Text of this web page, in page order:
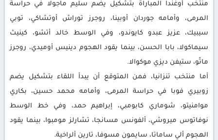
منتخب أوغندا المباراة بتشكيل يضم سليم ماجولا في حراسة
المرمى، وأمامه جوردان أوبينا، روجرز توراش أوتشاكي، توبي
سيبيك، عزيز عبدو كايوندو، وفي الوسط خالد أتشو، كينيث
سيماكولا، بابا الحسن، بينما يقود الهجوم دينيس أوميدي، روجرز
ماتّو، ستيفن ديزي موكوالا.
أما منتخب تنزانيا، فمن المتوقع أن يبدأ اللقاء بتشكيل يضم
زوبيري فوبا في حراسة المرمى، وأمامه محمد حسين، بكاري
موامنيتو، شوماري كابومبي، إبراهيم حمد، وفي خط الوسط
نوفاتوس ميروشي، ألفونس مسانجا، تشارلز مومبوا، بينما يقود
الهجوم ألي ساماتا، سايمون مسوفا، تارين ألراخية.